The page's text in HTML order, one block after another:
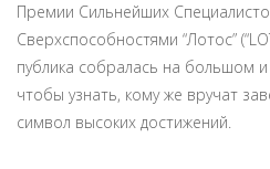
Премии Сильнейших
Сверхспособностями “Лотос”
публика собралась на большом
чтобы узнать, кому же вручат
символ высоких достижений.